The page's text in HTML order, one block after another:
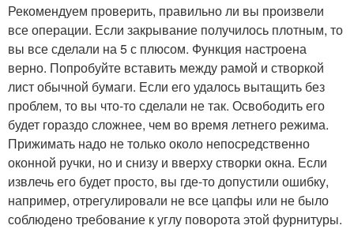
Рекомендуем проверить, правильно ли вы произвели
все операции. Если закрывание получилось плотным, то
вы все сделали на 5 с плюсом. Функция настроена
верно. Попробуйте вставить между рамой и створкой
лист обычной бумаги. Если его удалось вытащить без
проблем, то вы что-то сделали не так. Освободить его
будет гораздо сложнее, чем во время летнего режима.
Прижимать надо не только около непосредственно
оконной ручки, но и снизу и вверху створки окна. Если
извлечь его будет просто, вы где-то допустили ошибку,
например, отрегулировали не все цапфы или не было
соблюдено требование к углу поворота этой фурнитуры.